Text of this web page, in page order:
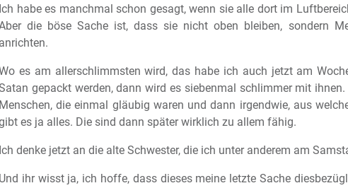
Ich habe es manchmal schon gesagt, wenn sie alle dort im
die böse Sache ist, dass sie nicht oben bleiben, sondern
anrichten.
es am allerschlimmsten wird, das habe ich auch jetzt am
gepackt werden, dann wird es siebenmal schlimmer mit ihnen.
Menschen, die einmal gläubig waren und dann irgendwie, aus
es ja alles. Die sind dann später wirklich zu allem fähig.
Ich denke jetzt an die alte Schwester, die ich unter anderem am
Und ihr wisst ja, ich hoffe, dass dieses meine letzte Sache